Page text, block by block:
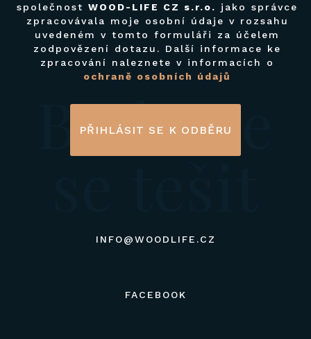
Budeme
společnost WOOD-LIFE CZ s.r.o.
jako správce
zpracovávala moje osobní údaje v rozsahu
uvedeném v tomto formuláři za účelem
zodpovězení dotazu. Další informace ke
zpracování naleznete v informacích o
ochraně osobních údajů
PŘIHLÁSIT SE K ODBĚRU
INFO@WOODLIFE.CZ
FACEBOOK